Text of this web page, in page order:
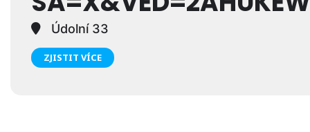
Údolní 33
ZJISTIT VÍCE